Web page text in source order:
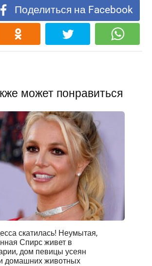
Поделиться на Facebook
может понравиться
скатилась! Неумытая,
Спирс живет в
дом певицы усеян
домашних животных